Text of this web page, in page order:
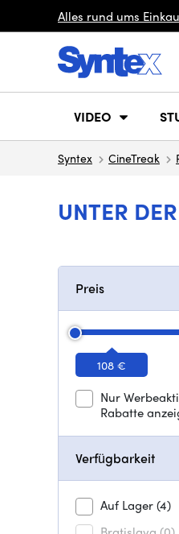
Alles rund ums
VIDEO
Syntex CineTreak
UNTER
Preis
108 €
Nur
Rabatte
Verfügbarkeit
Auf Lager(4)